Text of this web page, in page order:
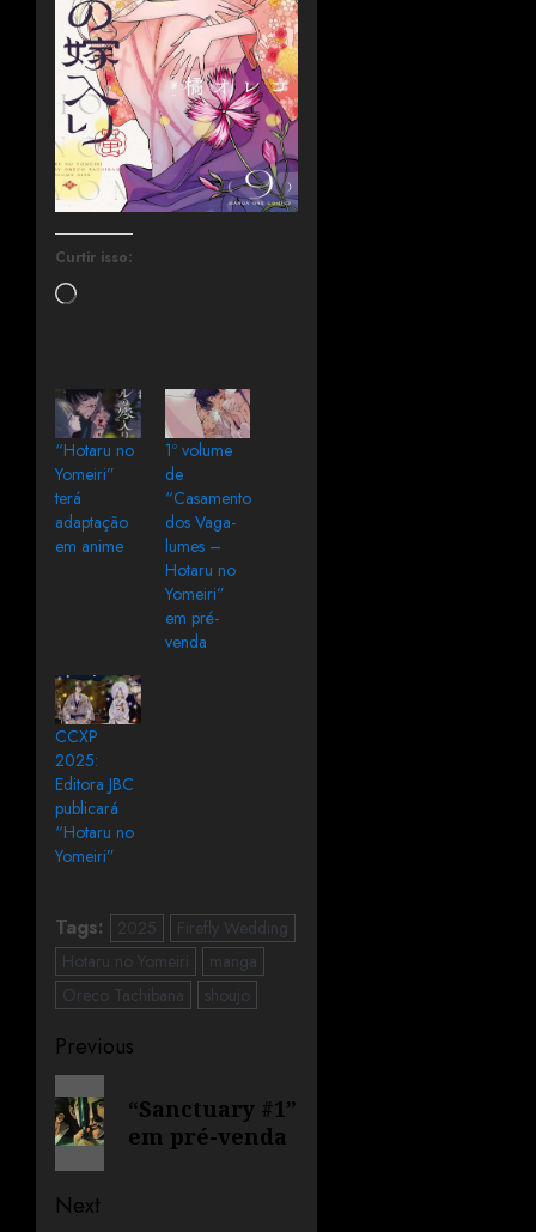
Curtir isso:
“Hotaru no
Yomeiri”
terá
adaptação
em anime
1º volume
de
“Casamento
dos Vaga-
lumes –
Hotaru no
Yomeiri”
em pré-
venda
CCXP
2025:
Editora JBC
publicará
“Hotaru no
Yomeiri”
Tags: 2025
Firefly Wedding
Hotaru no Yomeiri
manga
Oreco Tachibana
shoujo
Previous
“Sanctuary #1”
em pré-venda
Next